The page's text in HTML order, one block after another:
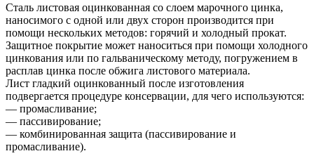
Сталь листовая оцинкованная со слоем марочного цинка,
наносимого с одной или двух сторон производится при
помощи нескольких методов: горячий и холодный прокат.
Защитное покрытие может наноситься при помощи холодного
цинкования или по гальваническому методу, погружением в
расплав цинка после обжига листового материала.
Лист гладкий оцинкованный после изготовления
подвергается процедуре консервации, для чего используются:
— промасливание;
— пассивирование;
— комбинированная защита (пассивирование и
промасливание).